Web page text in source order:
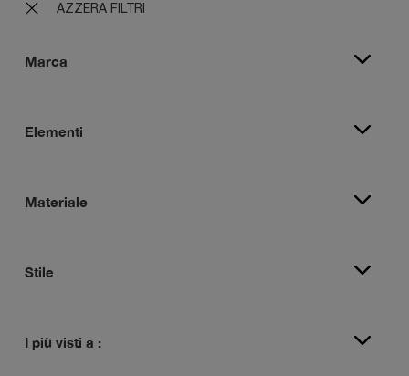
AZZERA FILTRI
Marca
Elementi
Materiale
Stile
I più visti a :